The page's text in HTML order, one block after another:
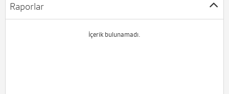
Raporlar
İçerik bulunamadı.